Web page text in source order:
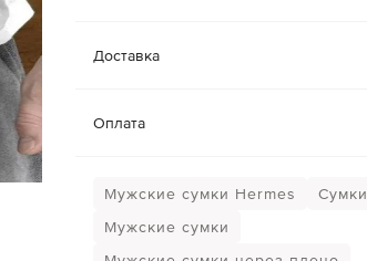
Доставка
Оплата
Мужские сумки Hermes
Сумки
Мужские сумки